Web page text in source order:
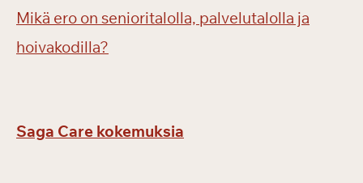
Mikä ero on senioritalolla, palvelutalolla ja
hoivakodilla?
Saga Care kokemuksia